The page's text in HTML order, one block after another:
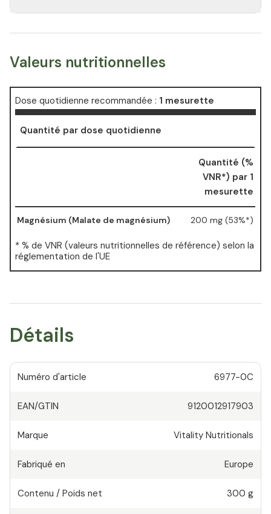
Valeurs nutritionnelles
Dose quotidienne recommandée : 1 mesurette
Quantité par dose quotidienne
Quantité (%
VNR*) par 1
mesurette
Magnésium (Malate de magnésium) 200 mg (53%*)
* % de VNR (valeurs nutritionnelles de référence) selon la
réglementation de l'UE
Détails
Numéro d'article 6977-0C
EAN/GTIN 9120012917903
Marque Vitality Nutritionals
Fabriqué en Europe
Contenu / Poids net 300 g